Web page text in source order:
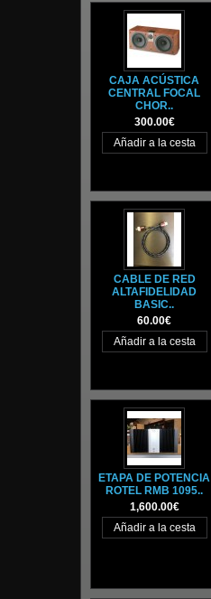
CAJA ACÚSTICA
CENTRAL FOCAL
CHOR..
300.00€
CABLE DE RED
ALTAFIDELIDAD
BASIC..
60.00€
ETAPA DE POTENCIA
ROTEL RMB 1095..
1,600.00€